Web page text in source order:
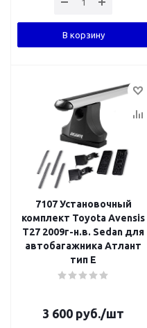
В корзину
7107 Установочный
комплект Toyota Avensis
T27 2009г-н.в. Sedan для
автобагажника Атлант
тип E
3 600 руб./шт